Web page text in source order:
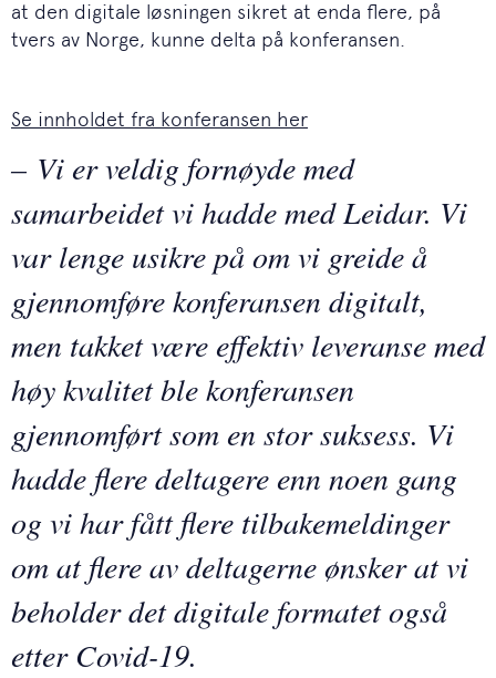
at den digitale løsningen sikret at enda flere, på
tvers av Norge, kunne delta på konferansen.
Se innholdet fra konferansen her
– Vi er veldig fornøyde med
samarbeidet vi hadde med Leidar. Vi
var lenge usikre på om vi greide å
gjennomføre konferansen digitalt,
men takket være effektiv leveranse med
høy kvalitet ble konferansen
gjennomført som en stor suksess. Vi
hadde flere deltagere enn noen gang
og vi har fått flere tilbakemeldinger
om at flere av deltagerne ønsker at vi
beholder det digitale formatet også
etter Covid-19.